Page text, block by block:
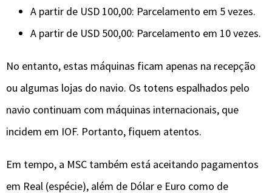
A partir de USD 100,00: Parcelamento em 5 vezes.
A partir de USD 500,00: Parcelamento em 10 vezes.
No entanto, estas máquinas ficam apenas na recepção
ou algumas lojas do navio. Os totens espalhados pelo
navio continuam com máquinas internacionais, que
incidem em IOF. Portanto, fiquem atentos.
Em tempo, a MSC também está aceitando pagamentos
em Real (espécie), além de Dólar e Euro como de